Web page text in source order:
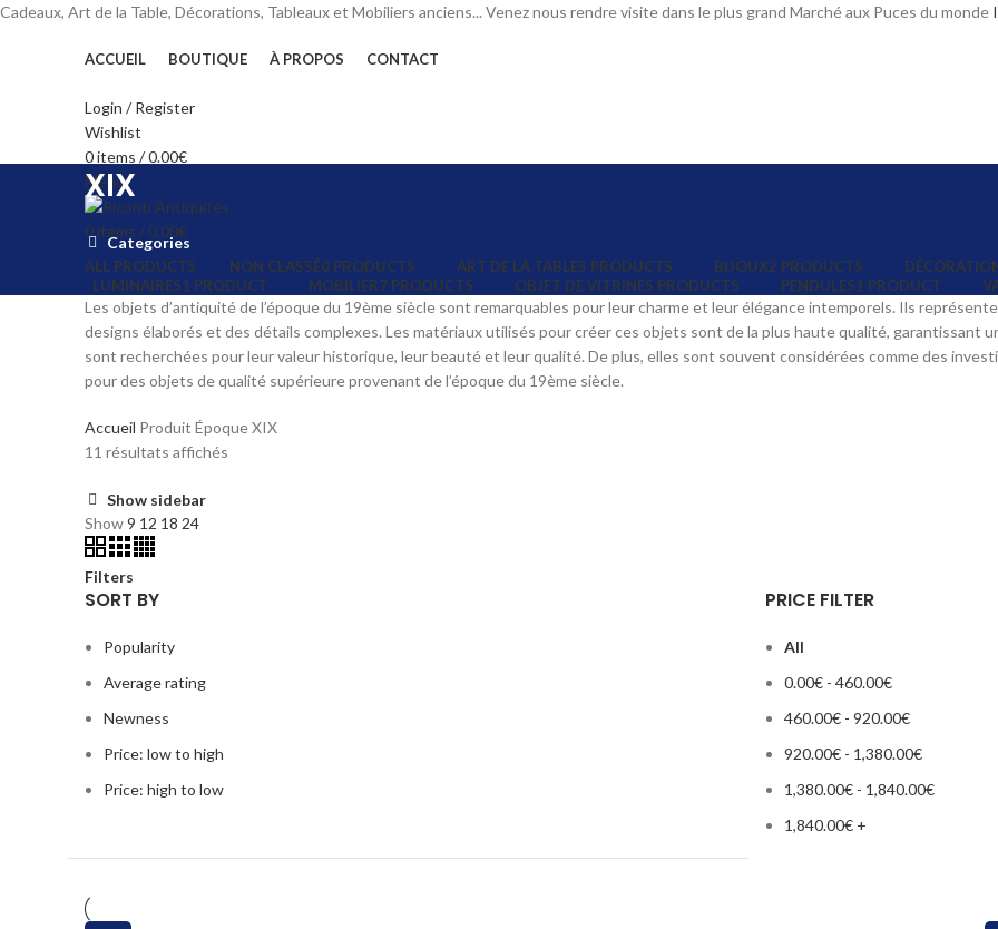
Cadeaux, Art de la Table, Décorations, Tableaux et Mobiliers anciens... Venez nous rendre visite dans le plus grand Marché aux Puces du monde
ACCUEIL BOUTIQUE À PROPOS CONTACT
Login / Register
Wishlist
0items /0.00€
Menu
0items / 0.00€
XIX
Categories
ALL PRODUCTS NON CLASSÉ0 PRODUCTS ART DE LA TABLE5 PRODUCTS BIJOUX2 PRODUCTS
LUMINAIRES1 PRODUCT MOBILIER7 PRODUCTS OBJET DE VITRINE5 PRODUCTS PENDULES1 PRODUCT
Les objets d’antiquité de l’époque du 19ème siècle sont remarquables pour leur charme et leur élégance intemporels. Ils
designs élaborés et des détails complexes. Les matériaux utilisés pour créer ces objets sont de la plus haute qualité, garantissant
sont recherchées pour leur valeur historique, leur beauté et leur qualité. De plus, elles sont souvent considérées comme des
pour des objets de qualité supérieure provenant de l’époque du 19ème siècle.
Accueil Produit ÉpoqueXIX
11 résultats affichés
Show sidebar
Show9 12 18 24
Filters
SORT BY
Popularity
Average rating
Newness
Price: low to high
Price: high to low
PRICE FILTER
All
0.00€ - 460.00€
460.00€ - 920.00€
920.00€ - 1,380.00€
1,380.00€ - 1,840.00€
1,840.00€ +